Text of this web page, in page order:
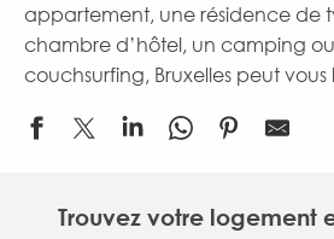
appartement, une résidence de
chambre d’hôtel, un camping
couchsurfing, Bruxelles peut vous
Trouvez votre logement